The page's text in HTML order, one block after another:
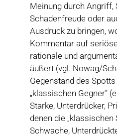
Meinung durch Angriff,
Schadenfreude oder
Ausdruck zu bringen,
Kommentar auf
rationale und
äußert (vgl. Nowag/
Gegenstand des
„klassischen Gegner“
Starke, Unterdrücker,
denen die „klassischen
Schwache,